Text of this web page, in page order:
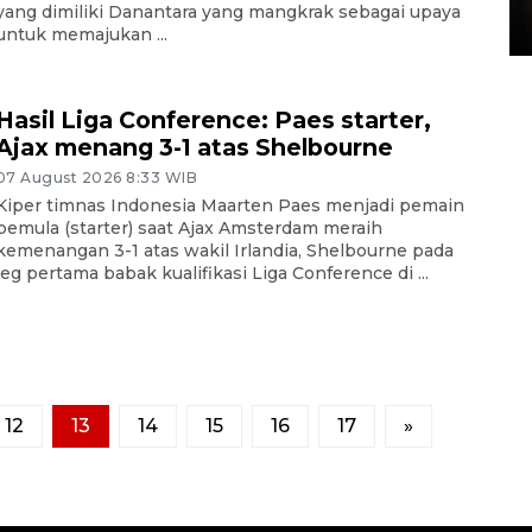
dimiliki Danantara yang mangkrak sebagai upaya
memajukan ...
Liga Conference: Paes starter,
menang 3-1 atas Shelbourne
August 2026 8:33 WIB
timnas Indonesia Maarten Paes menjadi pemain
(starter) saat Ajax Amsterdam meraih
3-1 atas wakil Irlandia, Shelbourne pada
pertama babak kualifikasi Liga Conference di ...
12 13 14 15 16 17 »
15 July 2026 14:08 WIB